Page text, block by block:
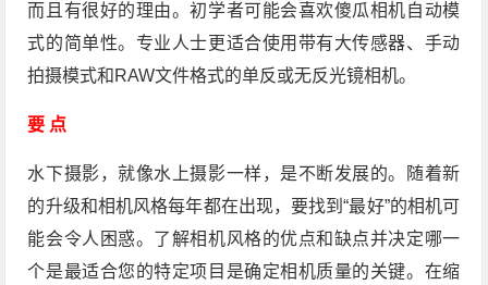
而且有很好的理由。初学者可能会喜欢傻瓜相机自动模
式的简单性。专业人士更适合使用带有大传感器、手动
拍摄模式和RAW文件格式的单反或无反光镜相机。
要 点
水下摄影，就像水上摄影一样，是不断发展的。随着新
的升级和相机风格每年都在出现，要找到“最好”的相机可
能会令人困惑。了解相机风格的优点和缺点并决定哪一
个是最适合您的特定项目是确定相机质量的关键。在缩